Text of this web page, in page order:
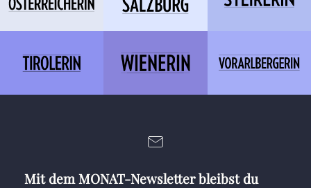
Mit dem MONAT-Newsletter bleibst du